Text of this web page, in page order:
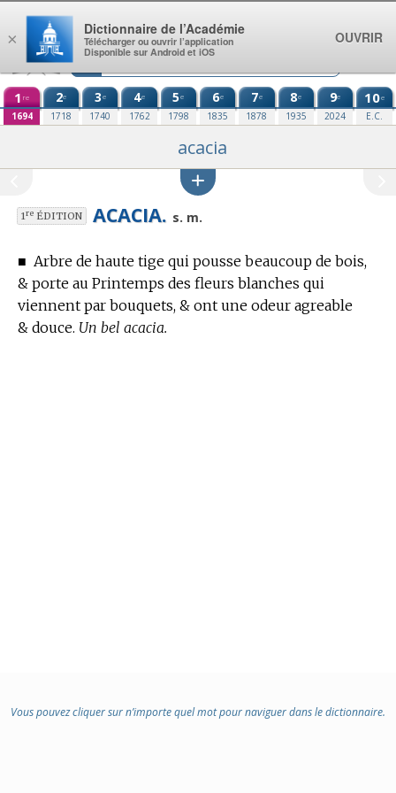
Aller au contenu
1 re
1694
2e
1718
3e
1740
4e
1762
5e
1798
6e
1835
7e
1878
8e
1935
9e
2024
10e
E.C.
acacia
1reÉDITION ACACIA. s. m.
■ Arbre de haute tige qui pousse beaucoup de bois,
& porte au Printemps des fleurs blanches qui
viennent par bouquets, & ont une odeur agreable
& douce. Un bel acacia.
Vous pouvez cliquer sur n’importe quel mot pour naviguer dans le dictionnaire.
×
Dictionnaire de l’Académie
Télécharger ou ouvrir l’application
Disponible sur Android et iOS
OUVRIR